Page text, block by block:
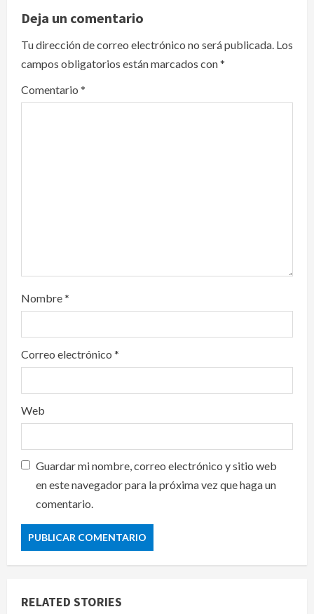
v
i
g
a
Deja un comentario
Tu dirección de correo electrónico no será publicada. Los
campos obligatorios están marcados con*
Comentario *
Nombre*
Correo electrónico *
Web
Guardar mi nombre, correo electrónico y sitio web
en este navegador para la próxima vez que haga un
comentario.
RELATED STORIES